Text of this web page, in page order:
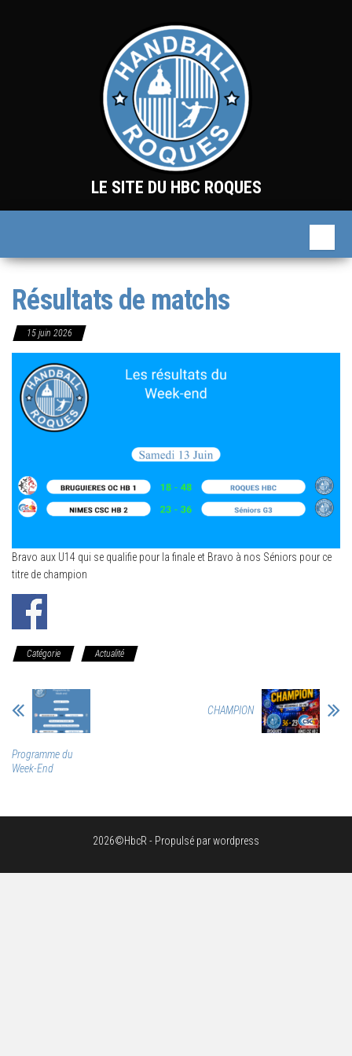
LE SITE DU HBC ROQUES
Résultats de matchs
15 juin 2026
Bravo aux U14 qui se qualifie pour la finale et Bravo à nos Séniors pour ce
titre de champion
Catégorie Actualité
Programme du
Week-End
CHAMPION
2026©HbcR - Propulsé par wordpress